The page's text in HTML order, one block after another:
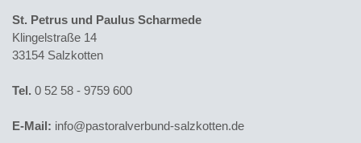
St. Petrus und Paulus Scharmede
Klingelstraße 14
33154 Salzkotten
Tel. 0 52 58 - 9759 600
E-Mail: info@pastoralverbund-salzkotten.de